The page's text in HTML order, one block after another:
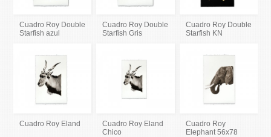
Cuadro Roy Double
Starfish azul
Cuadro Roy Double
Starfish Gris
Cuadro Roy Double
Starfish KN
Cuadro Roy Eland
Cuadro Roy Eland
Chico
Cuadro Roy
Elephant 56x78